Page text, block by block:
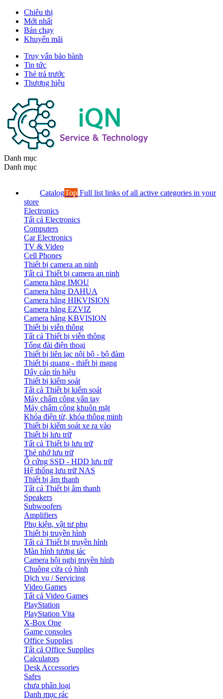
Chiêu thị
Mới nhất
Bán chạy
Khuyến mãi
Truy vấn bảo hành
Tin tức
Thẻ trả trước
Thương hiệu
Danh mục
Danh mục
CatalogTop Full list links of all active categories in your
store
Electronics
Tất cả Electronics
Computers
Car Electronics
TV & Video
Cell Phones
Thiết bị camera an ninh
Tất cả Thiết bị camera an ninh
Camera hãng IMOU
Camera hãng DAHUA
Camera hãng HIKVISION
Camera hãng EZVIZ
Camera hãng KBVISION
Thiết bị viễn thông
Tất cả Thiết bị viễn thông
Tổng đài điện thoại
Thiết bị liên lạc nội bộ - bộ đàm
Thiết bị quang - thiết bị mạng
Dây cáp tín hiệu
Thiết bị kiểm soát
Tất cả Thiết bị kiểm soát
Máy chấm công vân tay
Máy chấm công khuôn mặt
Khóa điện từ, khóa thông minh
Thiết bị kiểm soát xe ra vào
Thiết bị lưu trữ
Tất cả Thiết bị lưu trữ
Thẻ nhớ lưu trữ
Ổ cứng SSD - HDD lưu trữ
Hệ thống lưu trữ NAS
Thiết bị âm thanh
Tất cả Thiết bị âm thanh
Speakers
Subwoofers
Amplifiers
Phụ kiện, vật tư phụ
Thiết bị truyền hình
Tất cả Thiết bị truyền hình
Màn hình tương tác
Camera hội nghị truyền hình
Chuông cửa có hình
Dịch vụ / Servicing
Video Games
Tất cả Video Games
PlayStation
PlayStation Vita
X-Box One
Game consoles
Office Supplies
Tất cả Office Supplies
Calculators
Desk Accessories
Safes
chưa phân loại
Danh mục rác